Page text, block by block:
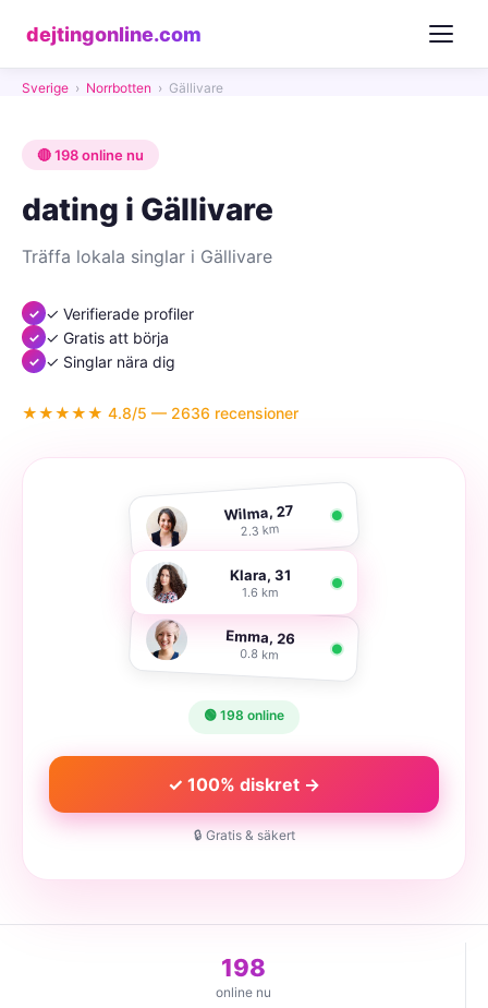
dejtingonline.com
Sverige › Norrbotten › Gällivare
🔴 198 online nu
dating i Gällivare
Träffa lokala singlar i Gällivare
✓ Verifierade profiler
✓ Gratis att börja
✓ Singlar nära dig
★★★★★ 4.8/5 — 2636 recensioner
Wilma, 27
2.3 km
Klara, 31
1.6 km
Emma, 26
0.8 km
🟢 198 online
✓ 100% diskret →
🔒 Gratis & säkert
198
online nu